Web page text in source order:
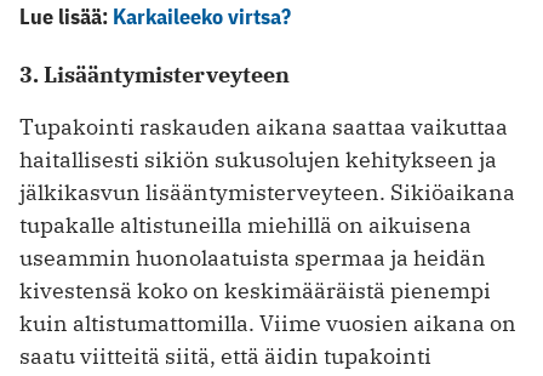
Lue lisää: Karkaileeko virtsa?
3. Lisääntymisterveyteen
Tupakointi raskauden aikana saattaa vaikuttaa
haitallisesti sikiön sukusolujen kehitykseen ja
jälkikasvun lisääntymisterveyteen. Sikiöaikana
tupakalle altistuneilla miehillä on aikuisena
useammin huonolaatuista spermaa ja heidän
kivestensä koko on keskimääräistä pienempi
kuin altistumattomilla. Viime vuosien aikana on
saatu viitteitä siitä, että äidin tupakointi